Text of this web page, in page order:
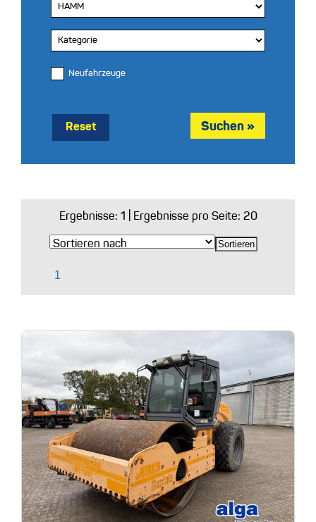
Neufahrzeuge
Reset
Ergebnisse: 1 | Ergebnisse pro Seite: 20